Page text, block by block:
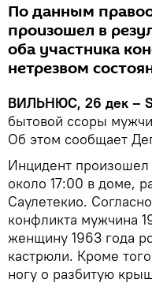
По данным
произошел в
оба участника
нетрезвом
ВИЛЬНЮС, 26 дек –
бытовой ссоры
Об этом сообщает
Инцидент произошел
около 17:00 в доме,
Саулетекио.
конфликта мужчина
женщину 1963 года
кастрюли. Кроме
ногу о разбитую